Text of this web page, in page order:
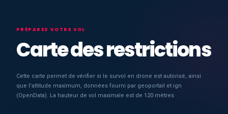
PRÉPAREZ VOTRE VOL
Carte des restrictions
Cette carte permet de vérifier si le survol en drone est autorisé, ainsi
que l'altitude maximum, données fourni par geoportail et ign
(OpenData). La hauteur de vol maximale est de 120 mètres